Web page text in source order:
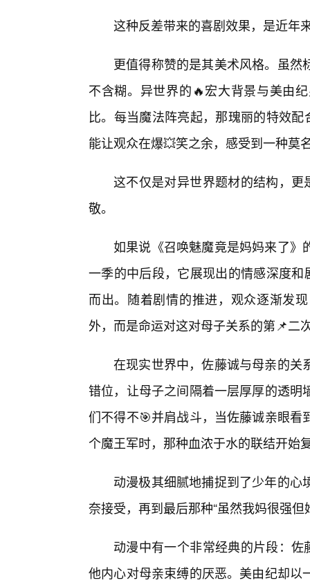
这种反差带来的喜剧效果，是近年
更值得称赞的是其美术风格。虽
不含糊。异世界的🔥宏大背景与美由
比。每当魔法阵亮起，那瑰丽的特效
能让观众在爆💥笑之余，感受到一种莫
这不仅是对异世界题材的结构，更
敬。
如果说《召唤魅魔竟是妈妈来了》
一季的中后段，它展现出的情感深度
而出。随着剧情的推进，观众逐渐发
外，而是命运对这对母子关系的第📌二
在现实世界中，佐藤诚与母亲的关
错位，让母子之间隔着一层厚厚的透
们不得不🎯并肩战斗，当佐藤诚亲眼
个魔王军时，那种血浓于水的联结开始
动漫极其细腻地捕捉到了少年的
奈接受，再到最后那种“虽然我妈很强
动漫中有一个非常经典的片段：佐
他内心对母亲束缚的厌恶。美由纪却